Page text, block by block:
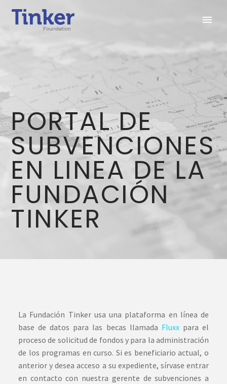
PORTAL DE
SUBVENCIONES
EN LINEA DE LA
FUNDACIÓN
TINKER
La Fundación Tinker usa una plataforma en línea de
base de datos para las becas llamada Fluxxpara el
proceso de solicitud de fondos y para la administración
de los programas en curso. Si es beneficiario actual, o
anterior y desea acceso a su expediente, sírvase entrar
en contacto con nuestra gerente de subvenciones a